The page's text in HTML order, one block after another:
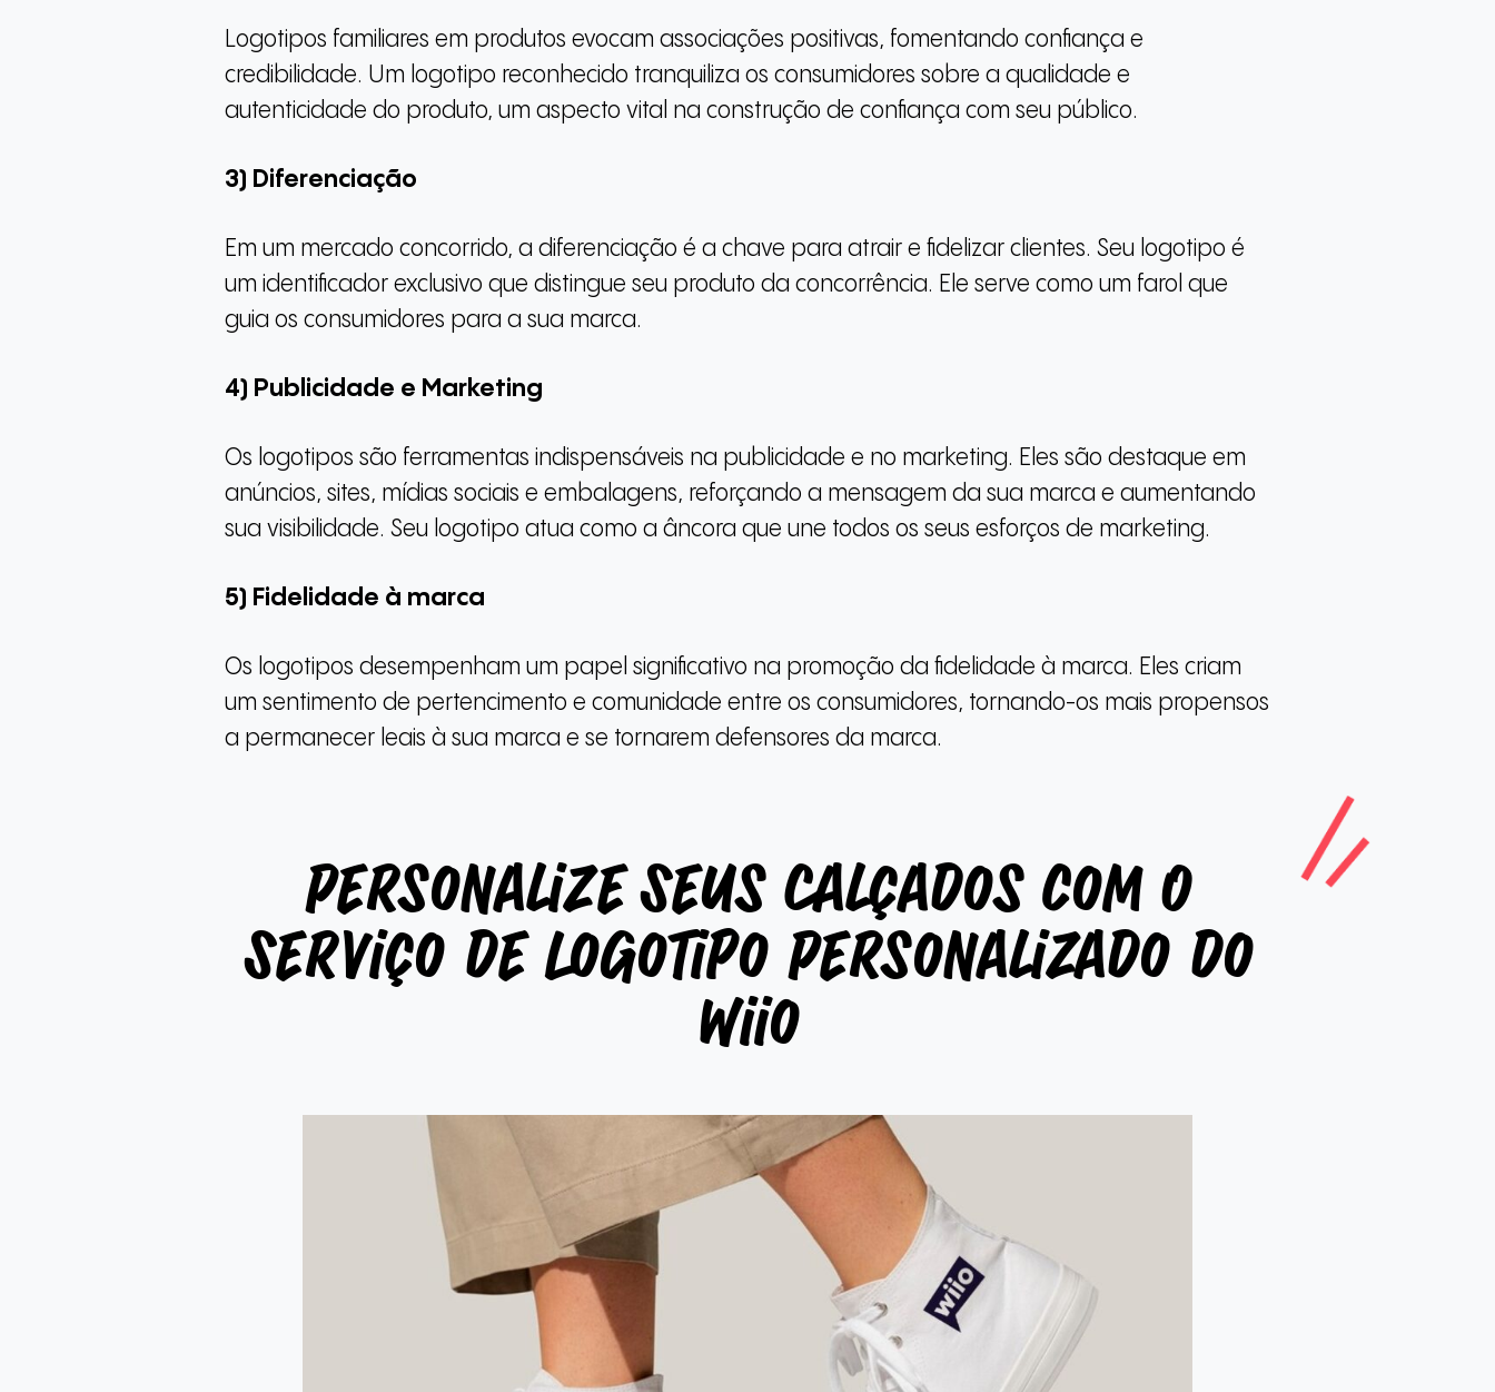
Logotipos familiares em produtos evocam associações positivas, fomentando confiança e
credibilidade. Um logotipo reconhecido tranquiliza os consumidores sobre a qualidade e
autenticidade do produto, um aspecto vital na construção de confiança com seu público.
3) Diferenciação
Em um mercado concorrido, a diferenciação é a chave para atrair e fidelizar clientes. Seu logotipo é
um identificador exclusivo que distingue seu produto da concorrência. Ele serve como um farol que
guia os consumidores para a sua marca.
4) Publicidade e Marketing
Os logotipos são ferramentas indispensáveis na publicidade e no marketing. Eles são destaque em
anúncios, sites, mídias sociais e embalagens, reforçando a mensagem da sua marca e aumentando
sua visibilidade. Seu logotipo atua como a âncora que une todos os seus esforços de marketing.
5) Fidelidade à marca
Os logotipos desempenham um papel significativo na promoção da fidelidade à marca. Eles criam
um sentimento de pertencimento e comunidade entre os consumidores, tornando-os mais propensos
a permanecer leais à sua marca e se tornarem defensores da marca.
Personalize Seus Calçados com O
Serviço de Logotipo Personalizado do
Wiio